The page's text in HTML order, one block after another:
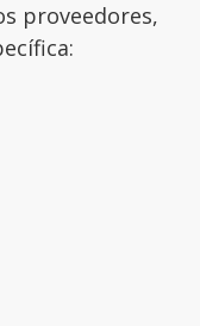
proveedores,